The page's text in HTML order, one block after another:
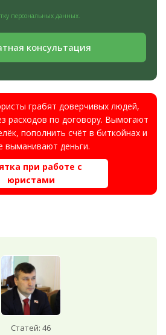
персональных данных.
консультация
грабят доверчивых людей,
расходов по договору. Вымогают
пополнить счёт в биткойнах и
выманивают деньги.
при работе с
юристами
Статей: 46